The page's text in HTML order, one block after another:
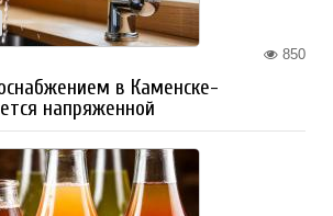
850
в Каменске-
напряженной